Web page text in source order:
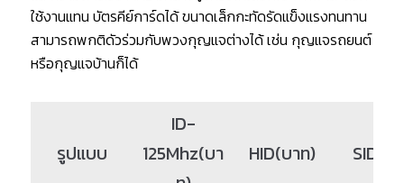
ใช้งานแทน บัตรคีย์การ์ดได้ ขนาดเล็กกะทัดรัดแข็งแรงทนทาน
สามารถพกติดัวร่วมกับพวงกุญแจต่างได้ เช่น กุญแจรถยนต์
หรือกุญแจบ้านก็ได้
รูปแบบ
ID-
125Mhz(บา
HID(บาท) SID(บ